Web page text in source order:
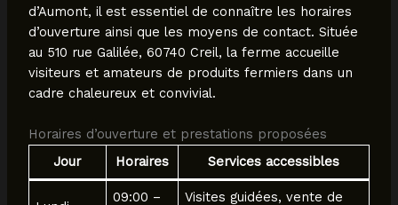
d’Aumont, il est essentiel de connaître les horaires
d’ouverture ainsi que les moyens de contact. Située
au 510 rue Galilée, 60740 Creil, la ferme accueille
visiteurs et amateurs de produits fermiers dans un
cadre chaleureux et convivial.
Horaires d’ouverture et prestations proposées
Jour
Horaires Services accessibles
09:00 –
Visites guidées, vente de